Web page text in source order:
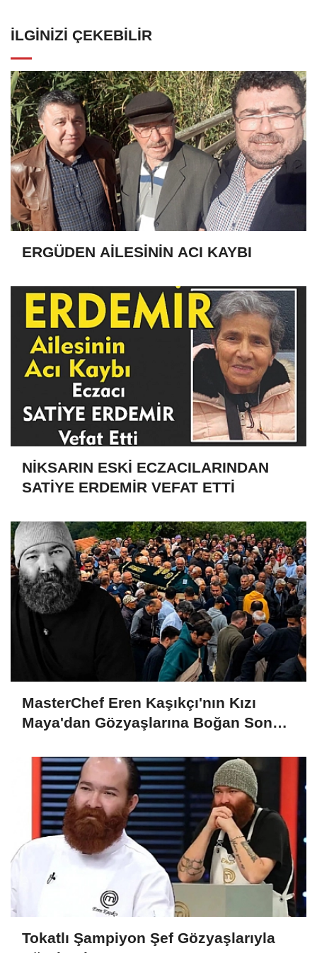
İLGINIZI ÇEKEBILIR
ERGÜDEN AİLESİNİN ACI KAYBI
NİKSARIN ESKİ ECZACILARINDAN
SATİYE ERDEMİR VEFAT ETTİ
MasterChef Eren Kaşıkçı'nın Kızı
Maya'dan Gözyaşlarına Boğan Son
Tokatlı Şampiyon Şef Gözyaşlarıyla